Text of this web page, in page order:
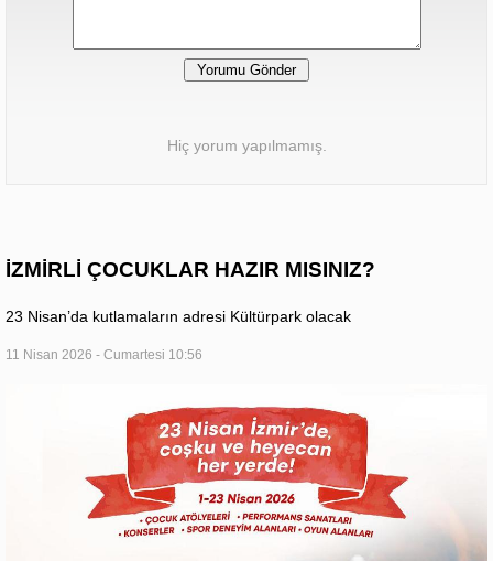
Hiç yorum yapılmamış.
İZMİRLİ ÇOCUKLAR HAZIR MISINIZ?
23 Nisan’da kutlamaların adresi Kültürpark olacak
11 Nisan 2026 - Cumartesi 10:56